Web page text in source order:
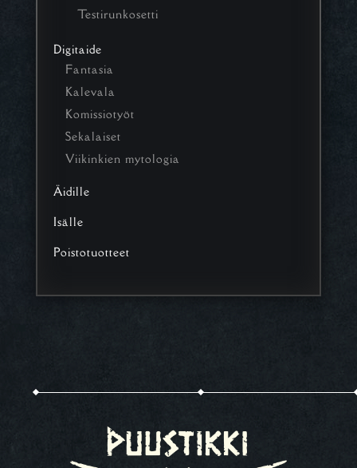
Testirunkosetti
Digitaide
Fantasia
Kalevala
Komissiotyöt
Sekalaiset
Viikinkien mytologia
Äidille
Isälle
Poistotuotteet